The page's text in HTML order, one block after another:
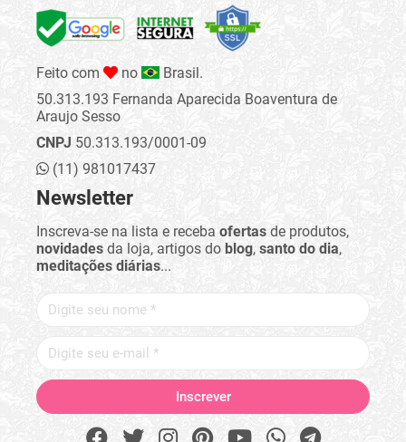
Feito com no
Brasil.
50.313.193 Fernanda Aparecida Boaventura de
Araujo Sesso
CNPJ 50.313.193/0001-09
(11) 981017437
Newsletter
Inscreva-se na lista e receba ofertas de produtos,
novidades da loja, artigos do blog, santo do dia,
meditações diárias...